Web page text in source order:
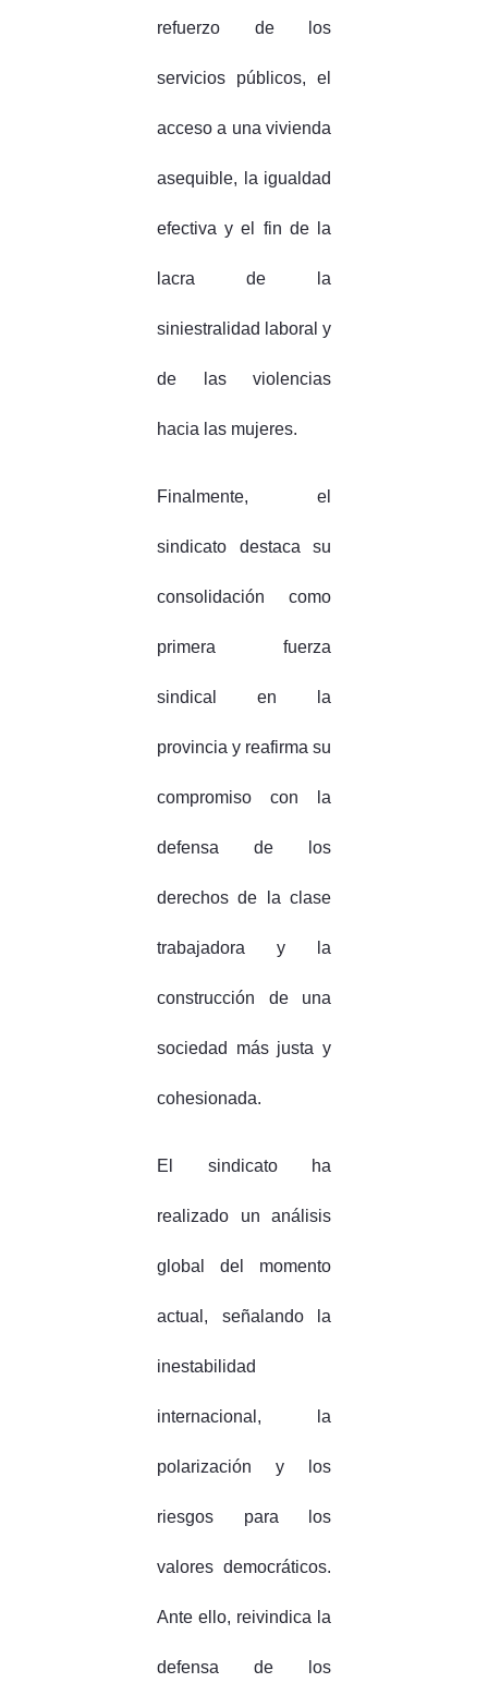
refuerzo de los
servicios públicos, el
acceso a una vivienda
asequible, la igualdad
efectiva y el fin de la
lacra de la
siniestralidad laboral y
de las violencias
hacia las mujeres.
Finalmente, el
sindicato destaca su
consolidación como
primera fuerza
sindical en la
provincia y reafirma su
compromiso con la
defensa de los
derechos de la clase
trabajadora y la
construcción de una
sociedad más justa y
cohesionada.
El sindicato ha
realizado un análisis
global del momento
actual, señalando la
inestabilidad
internacional, la
polarización y los
riesgos para los
valores democráticos.
Ante ello, reivindica la
defensa de los